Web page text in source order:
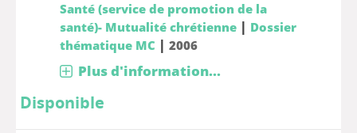
Santé (service de promotion de la
santé)- Mutualité chrétienne| Dossier
thématique MC | 2006
Plus d'information...
Disponible